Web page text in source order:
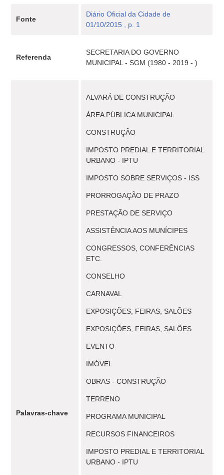
Fonte
Diário Oficial da Cidade de
01/10/2015 , p. 1
Referenda
SECRETARIA DO GOVERNO
MUNICIPAL - SGM (1980 - 2019 - )
Palavras-chave
ALVARÁ DE CONSTRUÇÃO
ÁREA PÚBLICA MUNICIPAL
CONSTRUÇÃO
IMPOSTO PREDIAL E TERRITORIAL
URBANO - IPTU
IMPOSTO SOBRE SERVIÇOS - ISS
PRORROGAÇÃO DE PRAZO
PRESTAÇÃO DE SERVIÇO
ASSISTÊNCIA AOS MUNÍCIPES
CONGRESSOS, CONFERÊNCIAS
ETC.
CONSELHO
CARNAVAL
EXPOSIÇÕES, FEIRAS, SALÕES
EXPOSIÇÕES, FEIRAS, SALÕES
EVENTO
IMÓVEL
OBRAS - CONSTRUÇÃO
TERRENO
PROGRAMA MUNICIPAL
RECURSOS FINANCEIROS
IMPOSTO PREDIAL E TERRITORIAL
URBANO - IPTU